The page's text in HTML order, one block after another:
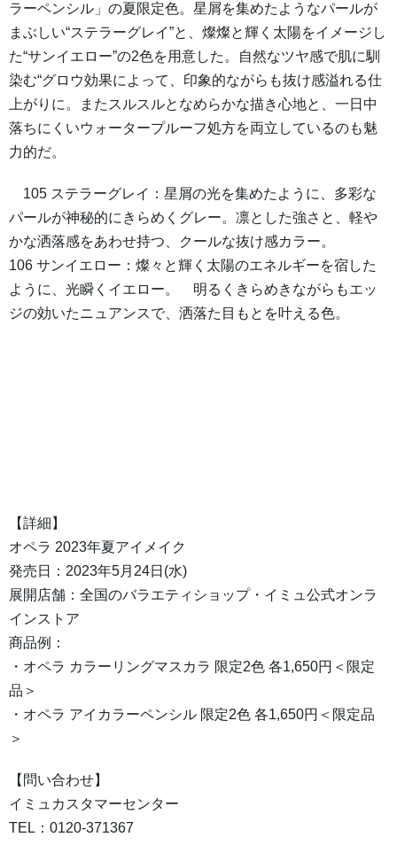
ラーペンシル」の夏限定色。星屑を集めたようなパールが
まぶしい“ステラーグレイ”と、燦燦と輝く太陽をイメージし
た“サンイエロー”の2色を用意した。自然なツヤ感で肌に馴
染む“グロウ効果によって、印象的ながらも抜け感溢れる仕
上がりに。またスルスルとなめらかな描き心地と、一日中
落ちにくいウォータープルーフ処方を両立しているのも魅
力的だ。
105 ステラーグレイ：星屑の光を集めたように、多彩な
パールが神秘的にきらめくグレー。凛とした強さと、軽や
かな洒落感をあわせ持つ、クールな抜け感カラー。
106 サンイエロー：燦々と輝く太陽のエネルギーを宿した
ように、光瞬くイエロー。 明るくきらめきながらもエッ
ジの効いたニュアンスで、洒落た目もとを叶える色。
【詳細】
オペラ 2023年夏アイメイク
発売日：2023年5月24日(水)
展開店舗：全国のバラエティショップ・イミュ公式オンラ
インストア
商品例：
・オペラ カラーリングマスカラ 限定2色 各1,650円＜限定
品＞
・オペラ アイカラーペンシル 限定2色 各1,650円＜限定品
＞
【問い合わせ】
イミュカスタマーセンター
TEL：0120-371367